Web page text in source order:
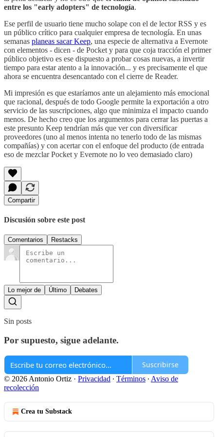
entre los "early adopters" de tecnología.
Ese perfil de usuario tiene mucho solape con el de lector RSS y es
un público crítico para cualquier empresa de tecnología. En unas
semanas planeas sacar Keep, una especie de alternativa a Evernote
con elementos - dicen - de Pocket y para que coja tracción el primer
público objetivo es ese dispuesto a probar cosas nuevas, a invertir
tiempo para estar atento a la innovación... y es precisamente el que
ahora se encuentra desencantado con el cierre de Reader.
Mi impresión es que estaríamos ante un alejamiento más emocional
que racional, después de todo Google permite la exportación a otro
servicio de las suscripciones, algo que minimiza el impacto cuando
menos. De hecho creo que los argumentos para cerrar las puertas a
este presunto Keep tendrían más que ver con diversificar
proveedores (uno al menos intenta no tenerlo todo de las mismas
compañías) y con acertar con el enfoque del producto (de entrada
eso de mezclar Pocket y Evernote no lo veo demasiado claro)
Compartir
Discusión sobre este post
Comentarios Restacks
Lo mejor de Último Debates
Sin posts
Por supuesto, sigue adelante.
Suscribirse
© 2026 Antonio Ortiz · Privacidad ∙ Términos ∙ Aviso de
recolección
Crea tu Substack